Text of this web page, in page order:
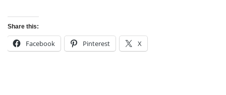
Share this:
Facebook Pinterest X